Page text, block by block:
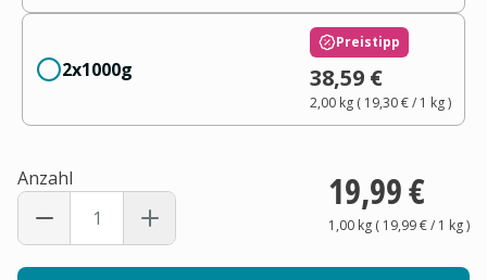
2x1000g
Preistipp
38,59 €
2,00 kg( 19,30 €/ 1 kg)
Anzahl 19,99 €
1,00 kg( 19,99 €/ 1 kg)